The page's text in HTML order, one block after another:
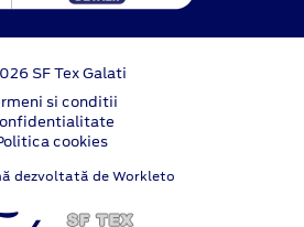
SF Tex Galati
si conditii
cookies
dezvoltată de Workleto